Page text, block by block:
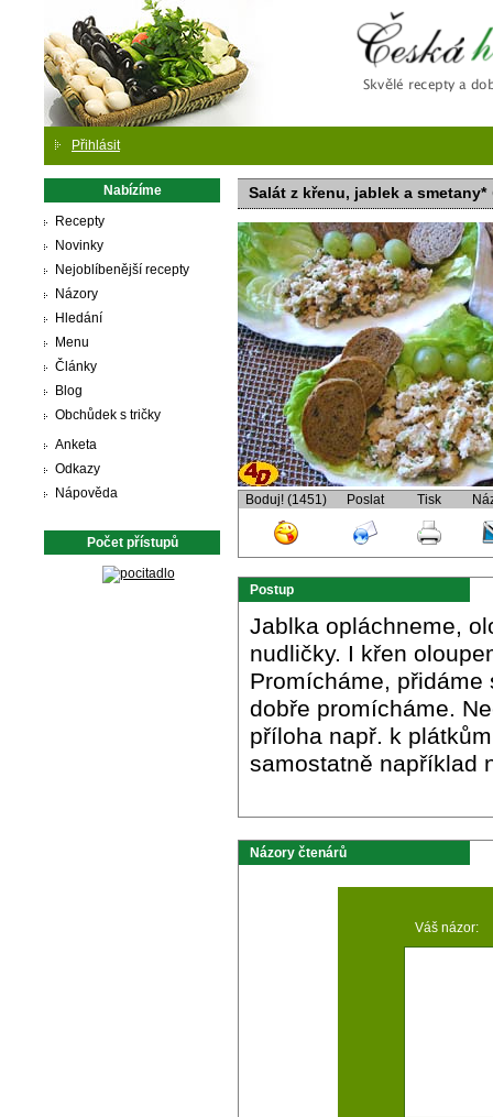
Přihlásit
Nabízíme
Recepty
Novinky
Nejoblíbenější recepty
Názory
Hledání
Menu
Články
Blog
Obchůdek s tričky
Anketa
Odkazy
Nápověda
Počet přístupů
Salát z křenu, jablek a smetany*
Boduj! (1451) Poslat Tisk
Postup
Jablka opláchneme,
nudličky. I křen
Promícháme,
dobře promícháme.
příloha např. k
samostatně například
Názory čtenárů
Váš názor: